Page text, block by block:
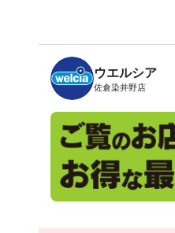
B
n
c
h
T
ウエルシア
佐倉染井野店